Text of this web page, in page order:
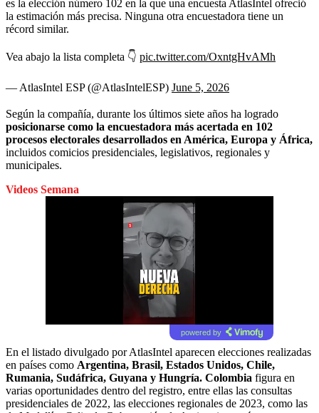
es la elección número 102 en la que una encuesta AtlasIntel ofreció
la estimación más precisa. Ninguna otra encuestadora tiene un
récord similar.
Vea abajo la lista completa 👇 pic.twitter.com/OxntgHvAMh
— AtlasIntel ESP (@AtlasIntelESP) June 5, 2026
Según la compañía, durante los últimos siete años ha logrado
posicionarse como la encuestadora más acertada en 102
procesos electorales desarrollados en América, Europa y África,
incluidos comicios presidenciales, legislativos, regionales y
municipales.
Videos Semana
powered by
En el listado divulgado por AtlasIntel aparecen elecciones realizadas
en países como Argentina, Brasil, Estados Unidos, Chile,
Rumania, Sudáfrica, Guyana y Hungría. Colombia figura en
varias oportunidades dentro del registro, entre ellas las consultas
presidenciales de 2022, las elecciones regionales de 2023, como las